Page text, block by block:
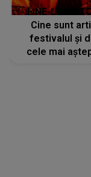
LINE-UP
Cine sunt
festivalul și
cele mai